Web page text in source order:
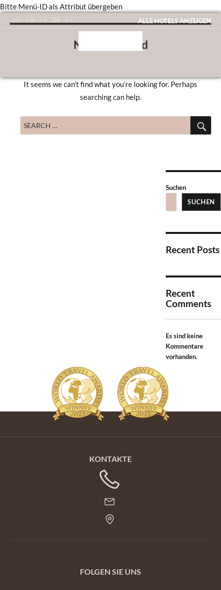
PT EN FR DE ES ALLE HOTELS ANZEIGEN
Bitte Menü-ID als Attribut übergeben
Nothing Found
It seems we can’t find what you’re looking for. Perhaps
searching can help.
Search
for:
Suchen
SUCHEN
Recent Posts
Recent
Comments
Es sind keine
Kommentare
vorhanden.
KONTAKTE
FOLGEN SIE UNS